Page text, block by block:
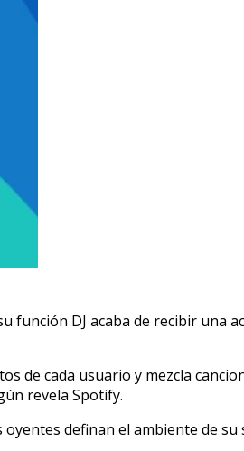
función DJ acaba de recibir una
de cada usuario y mezcla
revela Spotify.
definan el ambiente de